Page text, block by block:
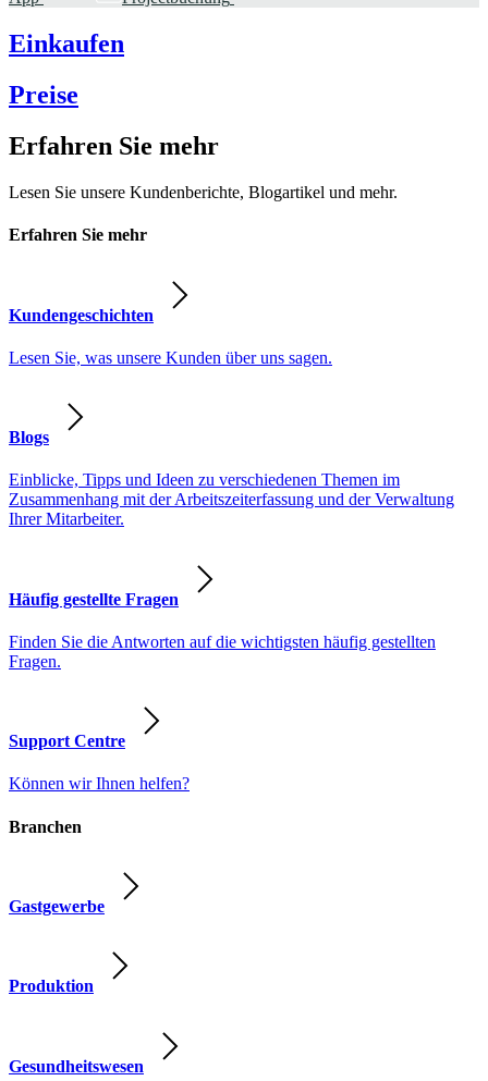
Einkaufen
Preise
Erfahren Sie mehr
Lesen Sie unsere Kundenberichte, Blogartikel und mehr.
Erfahren Sie mehr
Kundengeschichten
Lesen Sie, was unsere Kunden über uns sagen.
Blogs
Einblicke, Tipps und Ideen zu verschiedenen Themen im
Zusammenhang mit der Arbeitszeiterfassung und der Verwaltung
Ihrer Mitarbeiter.
Häufig gestellte Fragen
Finden Sie die Antworten auf die wichtigsten häufig gestellten
Fragen.
Support Centre
Können wir Ihnen helfen?
Branchen
Gastgewerbe
Produktion
Gesundheitswesen